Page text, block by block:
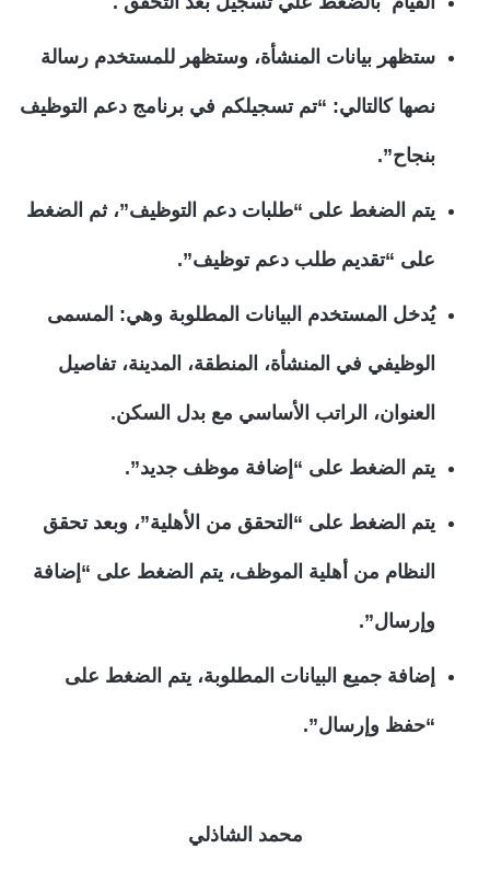
ستظهر بيانات المنشأة، وستظهر للمستخدم رسالة
نصها كالتالي: “تم تسجيلكم في برنامج دعم التوظيف
بنجاح”.
يتم الضغط على “طلبات دعم التوظيف”، ثم الضغط
على “تقديم طلب دعم توظيف”.
يُدخل المستخدم البيانات المطلوبة وهي: المسمى
الوظيفي في المنشأة، المنطقة، المدينة، تفاصيل
العنوان، الراتب الأساسي مع بدل السكن.
يتم الضغط على “إضافة موظف جديد”.
يتم الضغط على “التحقق من الأهلية”، وبعد تحقق
النظام من أهلية الموظف، يتم الضغط على “إضافة
وإرسال”.
إضافة جميع البيانات المطلوبة، يتم الضغط على
“حفظ وإرسال”.
محمد الشاذلي